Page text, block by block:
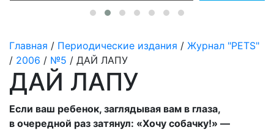
Главная / Периодические издания / Журнал "PETS"
/ 2006 / №5 / ДАЙ ЛАПУ
ДАЙ ЛАПУ
Если ваш ребенок, заглядывая вам в глаза,
в очередной раз затянул: «Хочу собачку!» —